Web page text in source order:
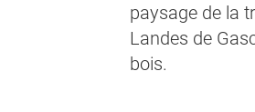
paysage de la
Landes de
bois.